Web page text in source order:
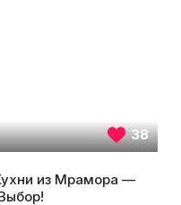
38
из Мрамора —